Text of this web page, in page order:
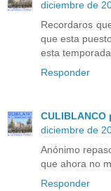
diciembre de
Recordaros
que esta
esta
Responder
CULIBLANCO
diciembre de
Anónimo
que ahora no
Responder